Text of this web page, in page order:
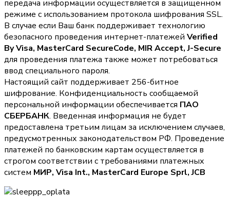
передача информации осуществляется в защищенном
режиме с использованием протокола шифрования SSL.
В случае если Ваш банк поддерживает технологию
безопасного проведения интернет-платежей Verified
By Visa, MasterCard SecureCode, MIR Accept, J-Secure
для проведения платежа также может потребоваться
ввод специального пароля.
Настоящий сайт поддерживает 256-битное
шифрование. Конфиденциальность сообщаемой
персональной информации обеспечивается ПАО
СБЕРБАНК. Введенная информация не будет
предоставлена третьим лицам за исключением случаев,
предусмотренных законодательством РФ. Проведение
платежей по банковским картам осуществляется в
строгом соответствии с требованиями платежных
систем МИР, Visa Int., MasterCard Europe Sprl, JCB